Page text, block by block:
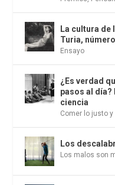
La cultura de
Turia,
Ensayo
¿Es verdad
pasos al día?
ciencia
Comer lo justo
Los
Los malos son